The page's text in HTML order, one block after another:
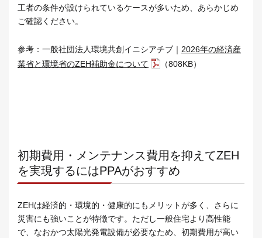
工者の条件が設けられているケースが多いため、あらかじめ
ご確認ください。
参考：一般社団法人環境共創イニシアチブ｜ 2026年の経済産
業省と環境省のZEH補助金について
（808KB）
初期費用・メンテナンス費用を抑えてZEH
を実現するにはPPAがおすすめ
ZEHは経済的・環境的・健康的にもメリットが多く、さらに
災害にも強いことが特徴です。ただし一般住宅より高性能
で、なおかつ太陽光発電設備が必要なため、初期費用が高い